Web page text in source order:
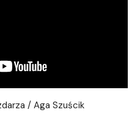
/ Aga Szuścik